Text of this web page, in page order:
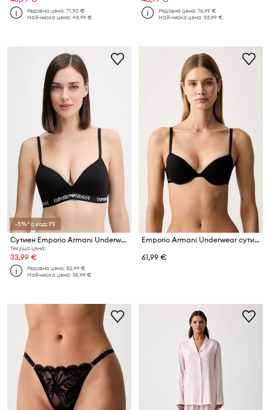
Редовна цена:71,90 €
Най-ниска цена:48,99 €
Редовна цена:76,99 €
Най-ниска цена:53,99 €
-5%* с код: FS
Сутиен Emporio Armani Underwear
Текуща цена:
33,99 €
Редовна цена:52,99 €
Най-ниска цена:35,99 €
Emporio Armani Underwear сутиен от памук с еластан
61,99 €